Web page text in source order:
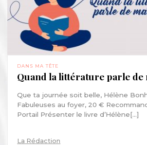
DANS MA TÊTE
Quand la littérature parle de
Que ta journée soit belle, Hélène
Fabuleuses au foyer, 20 €
Portail Présenter le livre d’Hélène[...]
La Rédaction